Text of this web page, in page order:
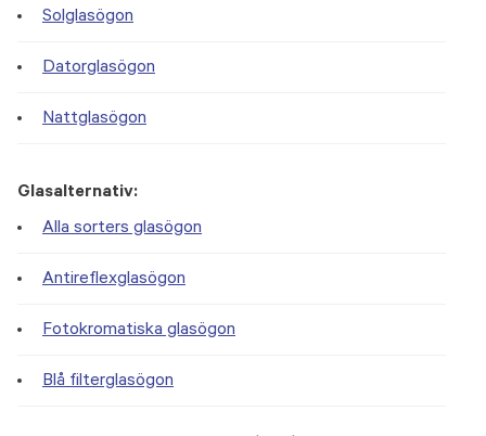
Solglasögon
Datorglasögon
Nattglasögon
Glasalternativ:
Alla sorters glasögon
Antireflexglasögon
Fotokromatiska glasögon
Blå filterglasögon